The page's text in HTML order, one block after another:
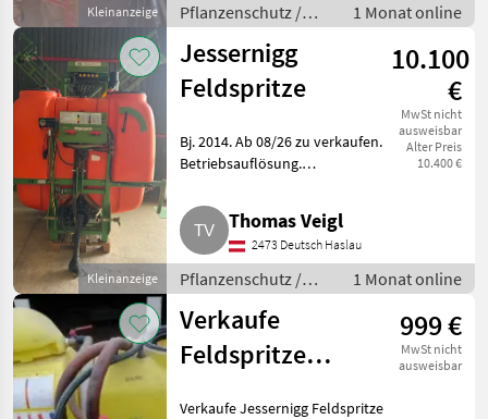
Kleinanzeige
Pflanzenschutz /
Feldspritzen
1 Monat online
Kleinanzeige
Jessernigg
Feldspritze
10.100
€
MwSt nicht
ausweisbar
Alter Preis
10.400 €
Bj. 2014. Ab 08/26 zu verkaufen.
Betriebsauflösung.
Thomas Veigl
2473 Deutsch Haslau
Pflanzenschutz /
Feldspritzen
1 Monat online
Verkaufe
Feldspritze
999 €
MwSt nicht
ausweisbar
Verkaufe Jessernigg Feldspritze